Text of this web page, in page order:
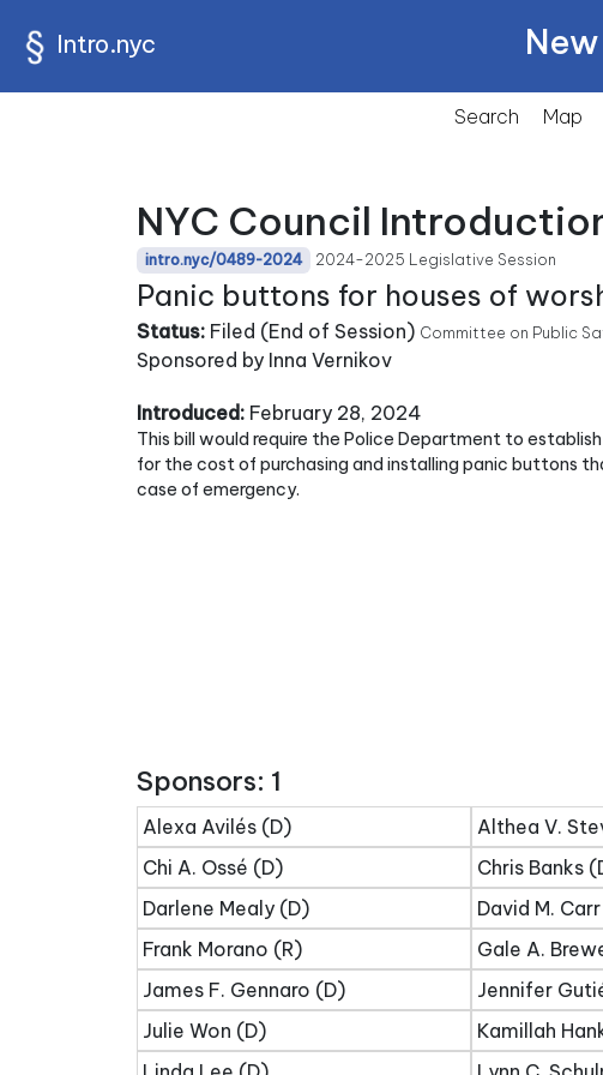
Intro.nyc
Search Map
NYC Council
intro.nyc/0489-2024 2024-2025 Legislative Session
Panic buttons for houses of
Status: Filed (End of Session) Committee on Public
Sponsored by Inna Vernikov
Introduced: February 28, 2024
This bill would require the Police Department to
for the cost of purchasing and installing panic buttons
case of emergency.
Sponsors: 1
Alexa Avilés (D) Althea V.
Chi A. Ossé (D)
Chris Banks
Darlene Mealy (D)
David M.
Frank Morano (R)
Gale A.
James F. Gennaro (D)
Jennifer
Julie Won (D)
Kamillah